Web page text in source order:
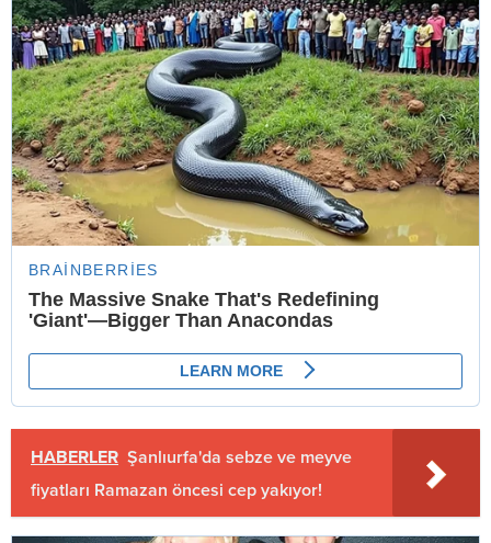
HABERLER Şanlıurfa'da sebze ve meyve
fiyatları Ramazan öncesi cep yakıyor!